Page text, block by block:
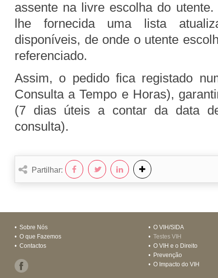
assente na livre escolha do
lhe fornecida uma lista
disponíveis, de onde o utente
referenciado.
Assim, o pedido fica registado
Consulta a Tempo e Horas),
(7 dias úteis a contar da data
consulta).
Partilhar:
• Sobre Nós
• O que Fazemos
• Contactos
• O VIH/SIDA
• Testes VIH
• O VIH e o Direito
• Prevenção
• O Impacto do VIH